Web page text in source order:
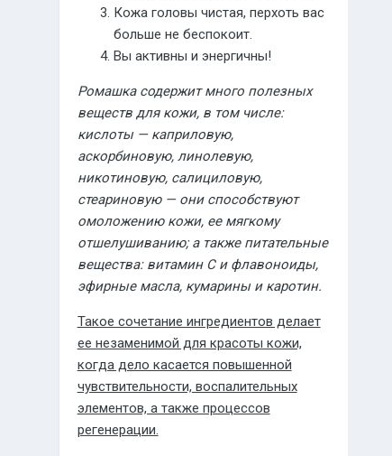
Кожа головы чистая, перхоть вас
больше не беспокоит.
Вы активны и энергичны!
Ромашка содержит много полезных
веществ для кожи, в том числе:
кислоты — каприловую,
аскорбиновую, линолевую,
никотиновую, салициловую,
стеариновую — они способствуют
омоложению кожи, ее мягкому
отшелушиванию; а также питательные
вещества: витамин С и флавоноиды,
эфирные масла, кумарины и каротин.
Такое сочетание ингредиентов делает
ее незаменимой для красоты кожи,
когда дело касается повышенной
чувствительности, воспалительных
элементов, а также процессов
регенерации.